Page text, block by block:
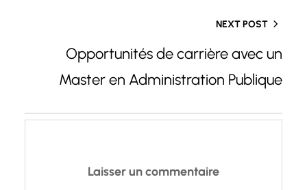
NEXT POST
Opportunités de carrière avec un
Master en Administration Publique
Laisser un commentaire